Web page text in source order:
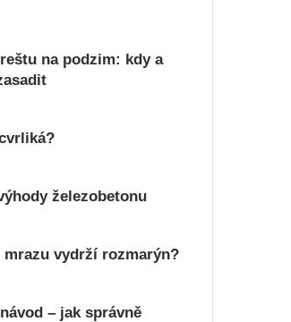
na podzim: kdy a
železobetonu
vydrží rozmarýn?
– jak správně